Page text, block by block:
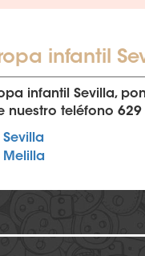
infantil
infantil Sevilla,
nuestro teléfono 629